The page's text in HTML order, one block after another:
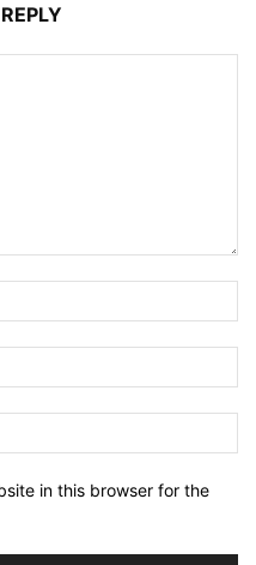
in this browser for the